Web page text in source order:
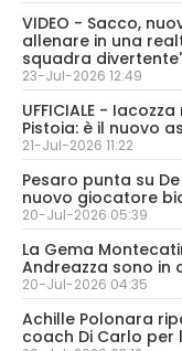
VIDEO - Sacco,
allenare in una
squadra
23-Jul-2026 12:49
UFFICIALE -
Pistoia: è il nuovo
21-Jul-2026 11:22
Pesaro punta su
nuovo giocatore
20-Jul-2026 05:39
La Gema
Andreazza sono in
20-Jul-2026 04:35
Achille Polonara
coach Di Carlo